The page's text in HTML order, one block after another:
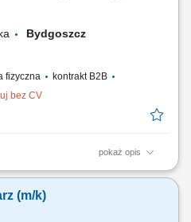
Bydgoszcz
fizyczna
kontrakt B2B
bez CV
pokaż opis
konstrukcji stalowych na
elementów do
prac ślusarskich. Praca
(m/k)